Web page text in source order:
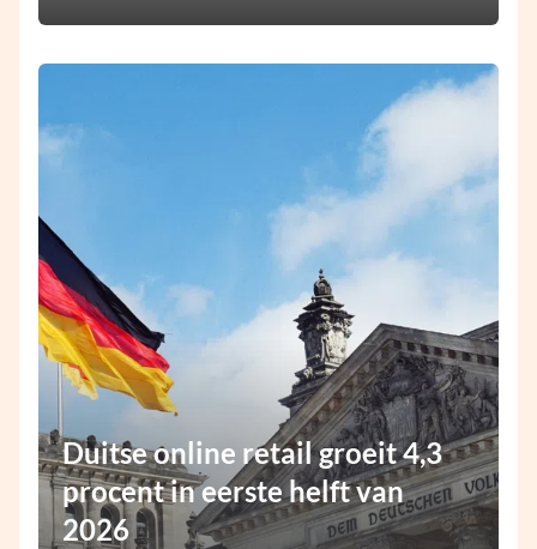
Duitse online retail groeit 4,3
procent in eerste helft van
2026